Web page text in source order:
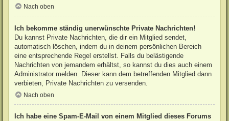
Nach oben
Ich bekomme ständig unerwünschte Private Nachrichten!
Du kannst Private Nachrichten, die dir ein Mitglied sendet,
automatisch löschen, indem du in deinem persönlichen Bereich
eine entsprechende Regel erstellst. Falls du belästigende
Nachrichten von jemandem erhältst, so kannst du dies auch einem
Administrator melden. Dieser kann dem betreffenden Mitglied dann
verbieten, Private Nachrichten zu versenden.
Nach oben
Ich habe eine Spam-E-Mail von einem Mitglied dieses Forums